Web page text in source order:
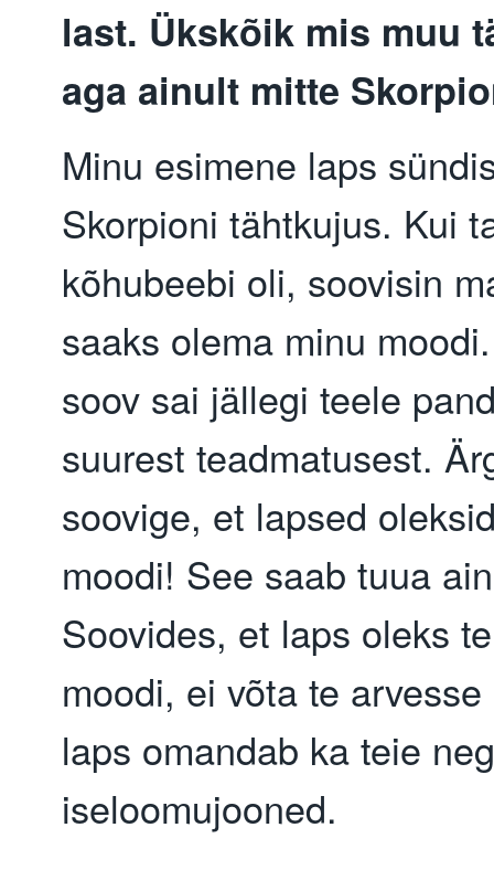
last. Ükskõik mis muu
aga ainult mitte
Minu esimene laps
Skorpioni tähtkujus. Kui
kõhubeebi oli, soovisin
saaks olema minu
soov sai jällegi teele
suurest teadmatusest.
soovige, et lapsed
moodi! See saab tuua
Soovides, et laps oleks
moodi, ei võta te
laps omandab ka teie
iseloomujooned.